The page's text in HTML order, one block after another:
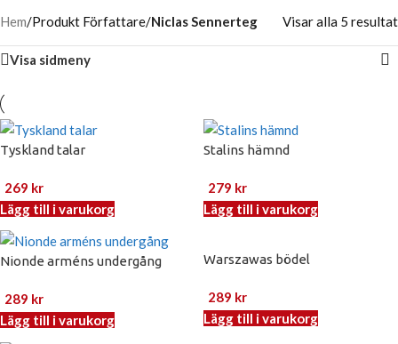
Hem/Produkt Författare/Niclas Sennerteg Visar alla 5 resultat
Visa sidmeny
Tyskland talar
269 kr
Lägg till i varukorg
Stalins hämnd
279 kr
Lägg till i varukorg
Nionde arméns undergång
289 kr
Lägg till i varukorg
Warszawas bödel
289 kr
Lägg till i varukorg